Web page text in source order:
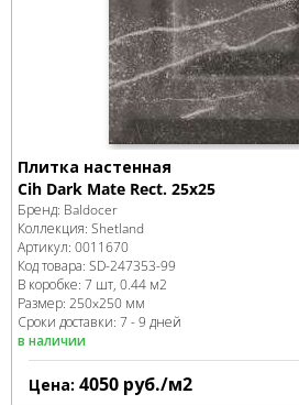
Плитка настенная
Cih Dark Mate Rect. 25x25
Бренд: Baldocer
Коллекция: Shetland
Артикул: 0011670
Код товара: SD-247353-99
В коробке: 7 шт, 0.44 м2
Размер: 250x250 мм
Сроки доставки: 7 - 9 дней
в наличии
Цена: 4050 руб./м2